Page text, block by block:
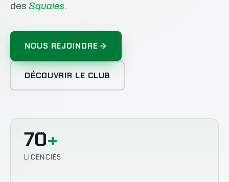
des Squales.
NOUS REJOINDRE
DÉCOUVRIR LE CLUB
70+
LICENCIÉS